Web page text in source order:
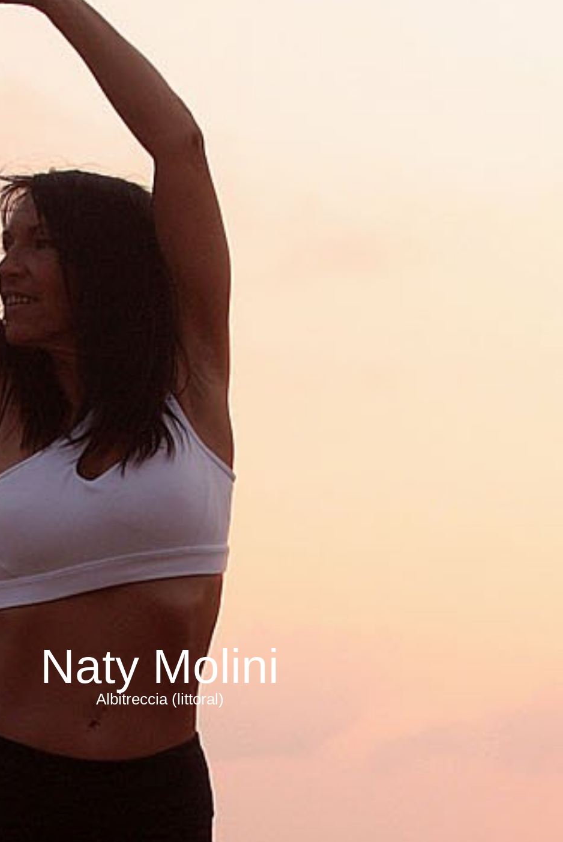
Naty Molini
Albitreccia (littoral)